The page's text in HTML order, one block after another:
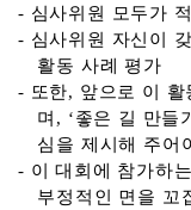
- 심사위원 모두가
- 심사위원 자신이
활동 사례 평가
- 또한, 앞으로 이 활
며, ‘좋은 길 만들
심을 제시해 주어
- 이 대회에 참가하는
부정적인 면을 꼬